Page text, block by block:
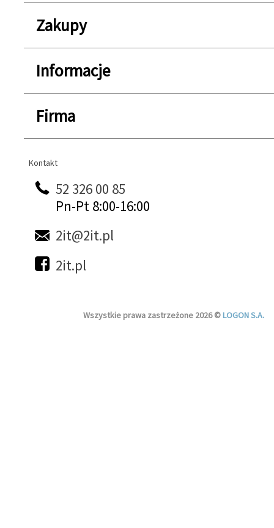
Zakupy
Informacje
Firma
Kontakt
Kontakt
52 326 00 85
Pn-Pt 8:00-16:00
2it@2it.pl
2it.pl
Wszystkie prawa zastrzeżone 2026 ©LOGON S.A.